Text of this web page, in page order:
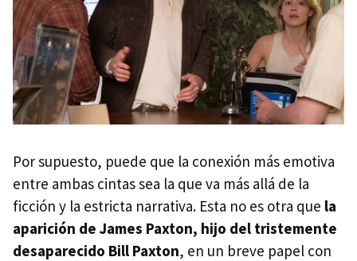
Por supuesto, puede que la conexión más emotiva
entre ambas cintas sea la que va más allá de la
ficción y la estricta narrativa. Esta no es otra que la
aparición de James Paxton, hijo del tristemente
desaparecido Bill Paxton, en un breve papel con